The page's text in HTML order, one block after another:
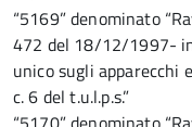
“5169” denominato
472 del 18/12/1997-
unico sugli apparecchi
c. 6 del t.u.l.p.s.”